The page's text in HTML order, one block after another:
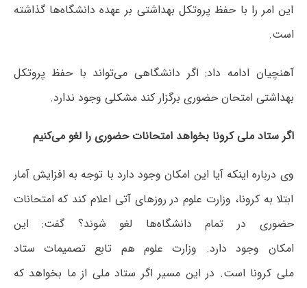
این امر را با حفظ پروتکل بهداشتی بر عهده دانشگاه‌ها گذاشته
است.
آهنچیان ادامه داد: اگر دانشگاهی می‌تواند با حفظ پروتکل
بهداشتی امتحان حضوری برگزار کند مشکلی وجود ندارد.
اگر ستاد ملی کرونا بخواهد امتحانات حضوری را لغو می‌کنیم
وی درباره اینکه آیا این امکان وجود دارد با توجه به افزایش آمار
ابتلا به کرونا، وزارت علوم در روزهای آتی اعلام کند که امتحانات
حضوری در تمام دانشگاه‌ها لغو شوند؟ گفت: این
امکان وجود دارد. وزارت علوم هم تابع تصمیمات ستاد
ملی کرونا است. در این مسیر اگر ستاد ملی از ما بخواهد که